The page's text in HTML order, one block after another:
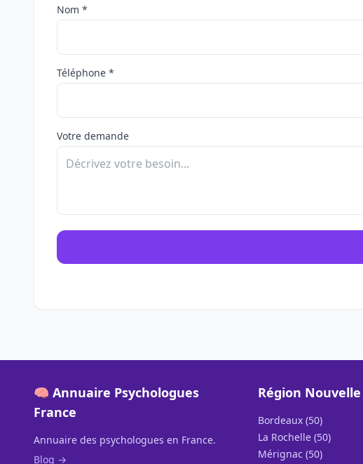
Nom *
Téléphone *
Votre demande
🧠 Annuaire Psychologues
France
Annuaire des psychologues en France.
Blog →
Région
Bordeaux (50)
La Rochelle (50)
Mérignac (50)